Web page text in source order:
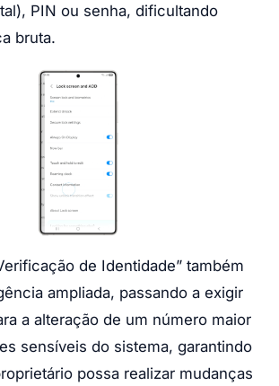
PIN ou senha, dificultando
bruta.
de Identidade” também
ampliada, passando a exigir
a alteração de um número maior
sensíveis do sistema, garantindo
possa realizar mudanças